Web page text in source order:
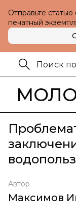
Отправьте
печатный
Автор
Максимов